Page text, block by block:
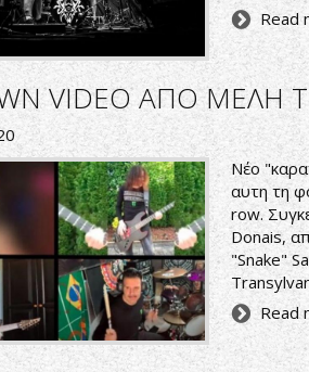
Read
VIDEO ΑΠΟ ΜΕΛΗ
Νέο
αυτη τη
row.
Donais,
"Snake"
Read